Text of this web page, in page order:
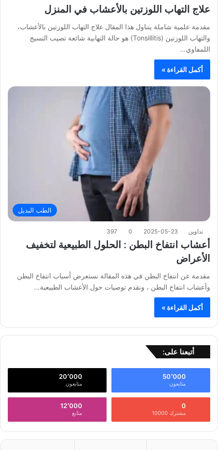
علاج التهاب اللوزتين بالأعشاب في المنزل
مقدمة علمية شاملة يتناول هذا المقال علاج التهاب اللوزتين بالأعشاب،
والتهاب اللوزتين (Tonsillitis) هو حالة التهابية شائعة تصيب النسيج
اللمفاوي…
أكمل القراءة »
الطب البديل
تداوين 2025-05-23
0
397
أعشاب انتفاخ البطن : الحلول الطبيعية لتخفيف
الأعراض
مقدمة عن انتفاخ البطن في هذه المقالة نستعرض أسباب انتفاخ البطن
وأعشاب انتفاخ البطن ، ونقدم توصيات حول الأعشاب الطبيعية…
أكمل القراءة »
أتبعنا على:
50٬000
متابعون
20٬000
متابعون
0
مشترك 10000
12٬000
متابع